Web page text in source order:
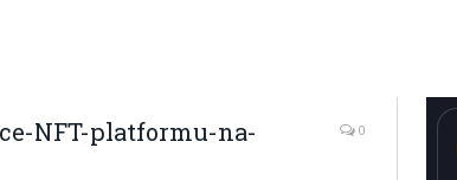
NFT-platformu-na-
0